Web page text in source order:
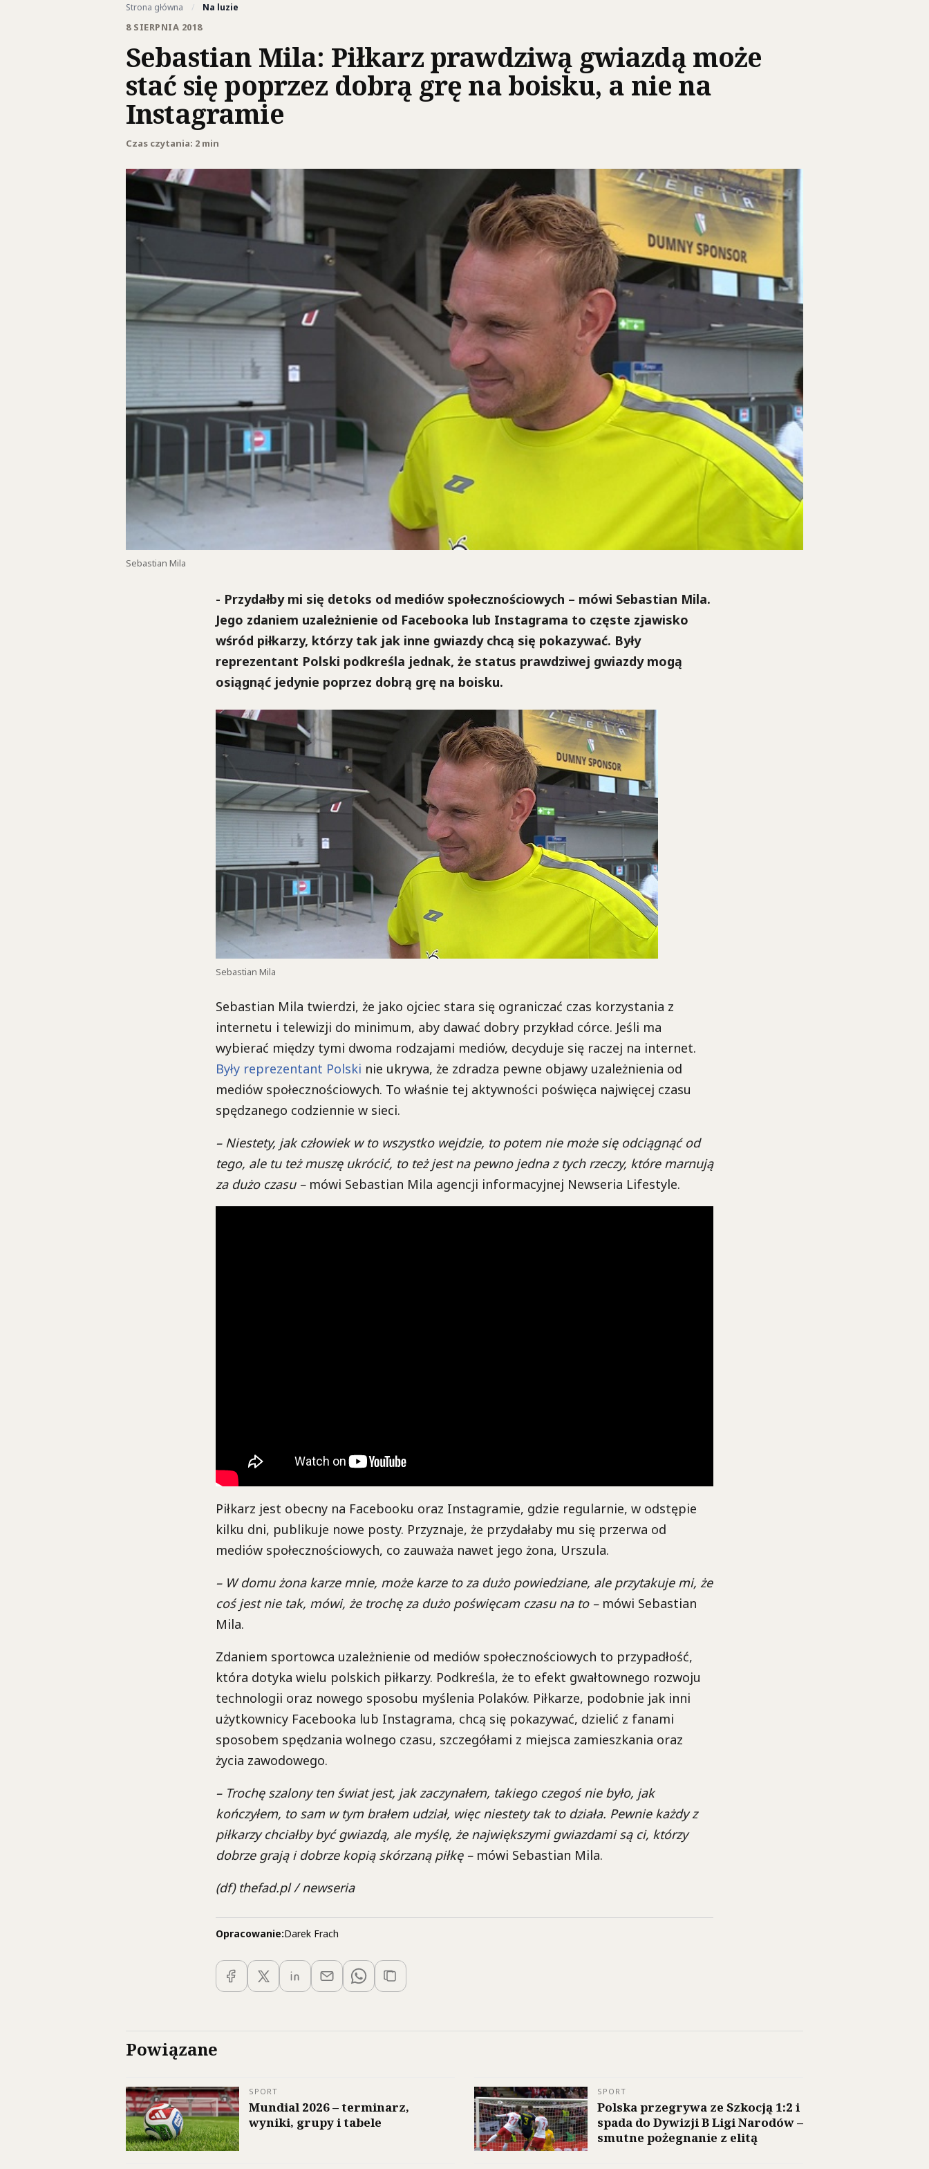
Strona główna / Na luzie
8 SIERPNIA 2018
Sebastian Mila: Piłkarz prawdziwą gwiazdą może
stać się poprzez dobrą grę na boisku, a nie na
Instagramie
Czas czytania: 2 min
Sebastian Mila
- Przydałby mi się detoks od mediów społecznościowych – mówi Sebastian Mila.
Jego zdaniem uzależnienie od Facebooka lub Instagrama to częste zjawisko
wśród piłkarzy, którzy tak jak inne gwiazdy chcą się pokazywać. Były
reprezentant Polski podkreśla jednak, że status prawdziwej gwiazdy mogą
osiągnąć jedynie poprzez dobrą grę na boisku.
Sebastian Mila
Sebastian Mila twierdzi, że jako ojciec stara się ograniczać czas korzystania z
internetu i telewizji do minimum, aby dawać dobry przykład córce. Jeśli ma
wybierać między tymi dwoma rodzajami mediów, decyduje się raczej na internet.
Były reprezentant Polski nie ukrywa, że zdradza pewne objawy uzależnienia od
mediów społecznościowych. To właśnie tej aktywności poświęca najwięcej czasu
spędzanego codziennie w sieci.
– Niestety, jak człowiek w to wszystko wejdzie, to potem nie może się odciągnąć od
tego, ale tu też muszę ukrócić, to też jest na pewno jedna z tych rzeczy, które marnują
za dużo czasu –mówi Sebastian Mila agencji informacyjnej Newseria Lifestyle.
Piłkarz jest obecny na Facebooku oraz Instagramie, gdzie regularnie, w odstępie
kilku dni, publikuje nowe posty. Przyznaje, że przydałaby mu się przerwa od
mediów społecznościowych, co zauważa nawet jego żona, Urszula.
– W domu żona karze mnie, może karze to za dużo powiedziane, ale przytakuje mi, że
coś jest nie tak, mówi, że trochę za dużo poświęcam czasu na to –mówi Sebastian
Mila.
Zdaniem sportowca uzależnienie od mediów społecznościowych to przypadłość,
która dotyka wielu polskich piłkarzy. Podkreśla, że to efekt gwałtownego rozwoju
technologii oraz nowego sposobu myślenia Polaków. Piłkarze, podobnie jak inni
użytkownicy Facebooka lub Instagrama, chcą się pokazywać, dzielić z fanami
sposobem spędzania wolnego czasu, szczegółami z miejsca zamieszkania oraz
życia zawodowego.
– Trochę szalony ten świat jest, jak zaczynałem, takiego czegoś nie było, jak
kończyłem, to sam w tym brałem udział, więc niestety tak to działa. Pewnie każdy z
piłkarzy chciałby być gwiazdą, ale myślę, że największymi gwiazdami są ci, którzy
dobrze grają i dobrze kopią skórzaną piłkę –mówi Sebastian Mila.
(df) thefad.pl / newseria
Opracowanie:Darek Frach
Powiązane
SPORT
Mundial 2026 – terminarz,
wyniki, grupy i tabele
SPORT
Polska przegrywa ze Szkocją 1:2 i
spada do Dywizji B Ligi Narodów –
smutne pożegnanie z elitą